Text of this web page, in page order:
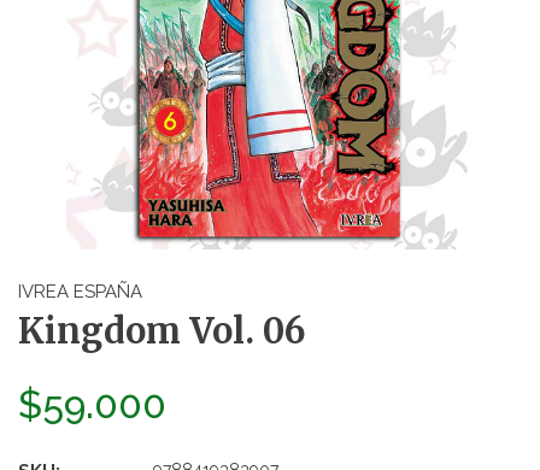
IVREA ESPAÑA
Kingdom Vol. 06
$59.000